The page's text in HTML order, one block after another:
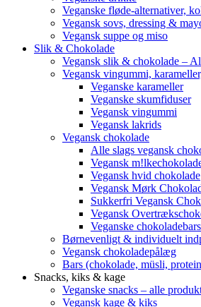
Veganske fløde-alternativer,
Vegansk sovs, dressing &
Vegansk suppe og miso
Slik & Chokolade
Vegansk slik & chokolade –
Vegansk vingummi,
Veganske karameller
Veganske skumfiduser
Vegansk vingummi
Vegansk lakrids
Vegansk chokolade
Alle slags vegansk
Vegansk
Vegansk hvid chokolade
Vegansk Mørk
Sukkerfri Vegansk
Vegansk
Veganske
Børnevenligt & individuelt
Vegansk chokoladepålæg
Bars (chokolade, müsli,
Snacks, kiks & kage
Veganske snacks – alle
Vegansk kage & kiks